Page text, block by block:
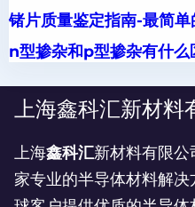
锗片质量鉴定指南-最简
n型掺杂和p型掺杂有什么
上海鑫科汇新材料
上海鑫科汇新材料有限公
家专业的半导体材料解